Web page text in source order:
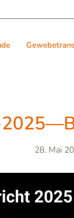
28. Mai